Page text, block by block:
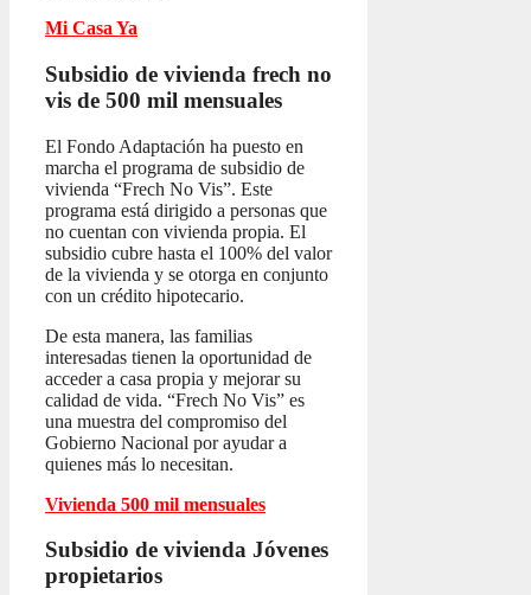
Mi Casa Ya
Subsidio de vivienda frech no
vis de 500 mil mensuales
El Fondo Adaptación ha puesto en
marcha el programa de subsidio de
vivienda “Frech No Vis”. Este
programa está dirigido a personas que
no cuentan con vivienda propia. El
subsidio cubre hasta el 100% del valor
de la vivienda y se otorga en conjunto
con un crédito hipotecario.
De esta manera, las familias
interesadas tienen la oportunidad de
acceder a casa propia y mejorar su
calidad de vida. “Frech No Vis” es
una muestra del compromiso del
Gobierno Nacional por ayudar a
quienes más lo necesitan.
Vivienda 500 mil mensuales
Subsidio de vivienda Jóvenes
propietarios